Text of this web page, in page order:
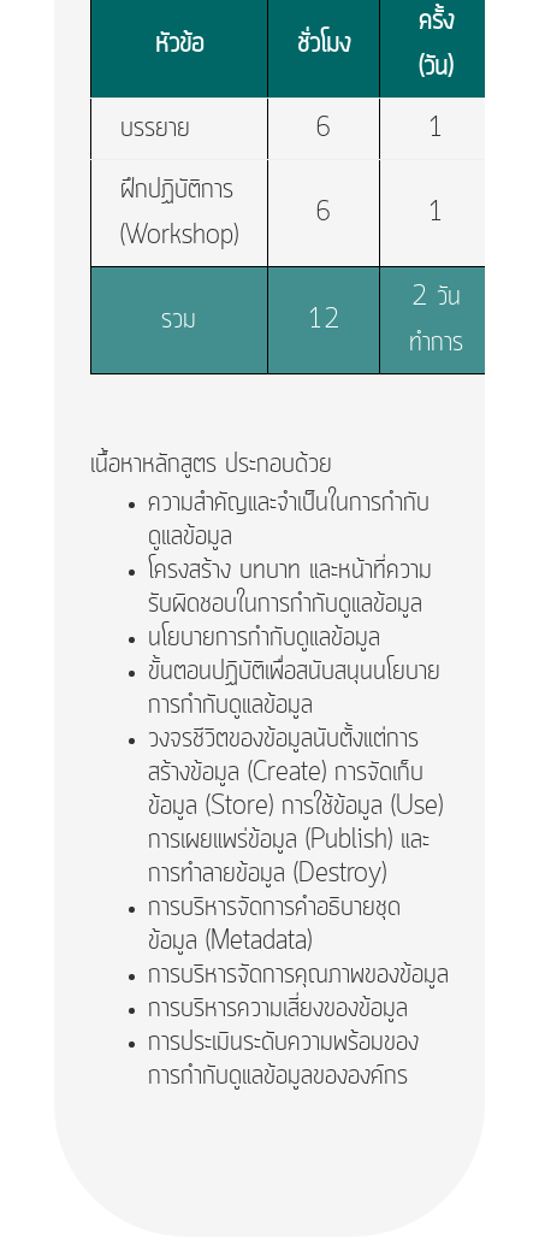
หัวข้อ ชั่วโมง
ครั้ง
(วัน)
บรรยาย
6
1
ฝึกปฏิบัติการ
(Workshop)
6 1
รวม 12
2 วัน
ทำการ
เนื้อหาหลักสูตร ประกอบด้วย
ความสำคัญและจำเป็นในการกำกับ
ดูแลข้อมูล
โครงสร้าง บทบาท และหน้าที่ความ
รับผิดชอบในการกำกับดูแลข้อมูล
นโยบายการกำกับดูแลข้อมูล
ขั้นตอนปฏิบัติเพื่อสนับสนุนนโยบาย
การกำกับดูแลข้อมูล
วงจรชีวิตของข้อมูลนับตั้งแต่การ
สร้างข้อมูล (Create) การจัดเก็บ
ข้อมูล (Store) การใช้ข้อมูล (Use)
การเผยแพร่ข้อมูล (Publish) และ
การทำลายข้อมูล (Destroy)
การบริหารจัดการคำอธิบายชุด
ข้อมูล (Metadata)
การบริหารจัดการคุณภาพของข้อมูล
การบริหารความเสี่ยงของข้อมูล
การประเมินระดับความพร้อมของ
การกำกับดูแลข้อมูลขององค์กร